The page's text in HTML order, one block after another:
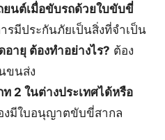
ยนต์เมื่อขับรถด้วยใบขับขี่
รมีประกันภัยเป็นสิ่งที่จำเป็น
ายุ ต้องทำอย่างไร? ต้อง
ขนส่ง
2 ในต่างประเทศได้หรือ
งมีใบอนุญาตขับขี่สากล